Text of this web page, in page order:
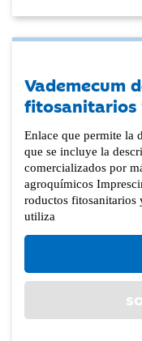
Vademecum
fitosanitarios
Enlace que permite la
que se incluye la
comercializados por
agroquímicos
roductos fitosanitarios
utiliza